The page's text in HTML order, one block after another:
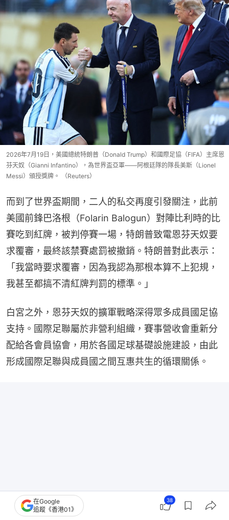
2026年7月19日，美國總統特朗普（Donald Trump）和國際足協（FIFA）主席恩
芬天奴（Gianni Infantino），為世界盃亞軍——阿根廷隊的隊長美斯（Lionel
Messi）頒授獎牌。 （Reuters）
而到了世界盃期間，二人的私交再度引發關注，此前
美國前鋒巴洛根（Folarin Balogun）對陣比利時的比
賽吃到紅牌，被判停賽一場，特朗普致電恩芬天奴要
求覆審，最終該禁賽處罰被撤銷。特朗普對此表示：
「我當時要求覆審，因為我認為那根本算不上犯規，
我甚至都搞不清紅牌判罰的標準。」
白宮之外，恩芬天奴的擴軍戰略深得眾多成員國足協
支持。國際足聯屬於非營利組織，賽事營收會重新分
配給各會員協會，用於各國足球基礎設施建設，由此
形成國際足聯與成員國之間互惠共生的循環關係。
在Google
追蹤《香港01》
38